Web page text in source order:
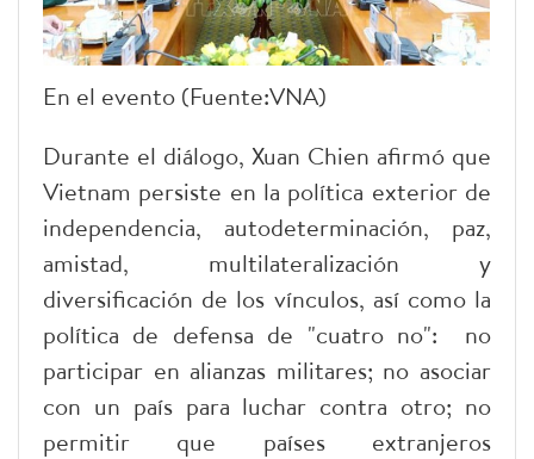
En el evento (Fuente:VNA)
Durante el diálogo, Xuan Chien afirmó que
Vietnam persiste en la política exterior de
independencia, autodeterminación, paz,
amistad, multilateralización y
diversificación de los vínculos, así como la
política de defensa de "cuatro no": no
participar en alianzas militares; no asociar
con un país para luchar contra otro; no
permitir que países extranjeros